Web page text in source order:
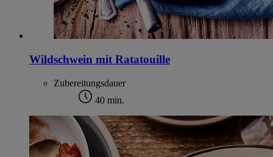
Wildschwein mit Ratatouille
Zubereitungsdauer
40 min.